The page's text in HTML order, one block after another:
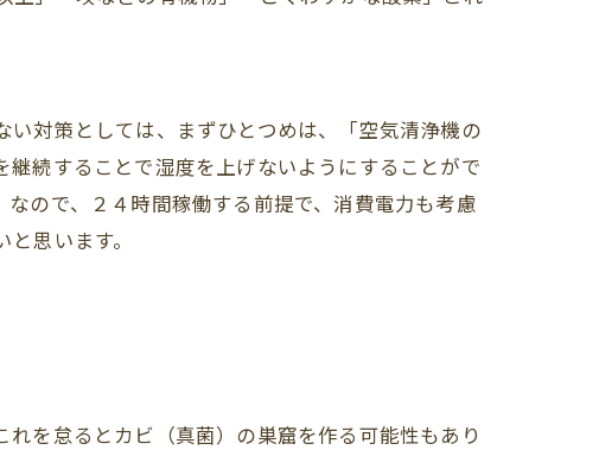
い対策としては、まずひとつめは、「空気清浄機の
続することで湿度を上げないようにすることがで
ので、２４時間稼働する前提で、消費電力も考慮
思います。
を怠るとカビ（真菌）の巣窟を作る可能性もあり